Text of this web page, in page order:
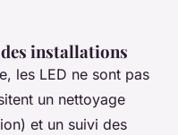
installations
les LED ne sont pas
un nettoyage
et un suivi des